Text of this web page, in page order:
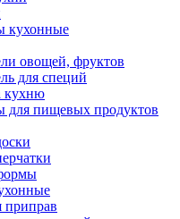
кухонные
овощей, фруктов
для специй
кухню
для пищевых продуктов
приправ